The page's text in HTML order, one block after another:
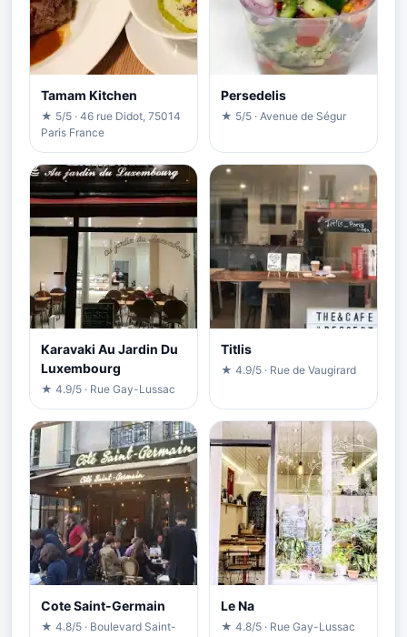
Tamam Kitchen
★ 5/5 · 46 rue Didot, 75014
Paris France
Persedelis
★ 5/5 · Avenue de Ségur
Karavaki Au Jardin Du
Luxembourg
★ 4.9/5 · Rue Gay-Lussac
Titlis
★ 4.9/5 · Rue de Vaugirard
Cote Saint-Germain
★ 4.8/5 · Boulevard Saint-
Le Na
★ 4.8/5 · Rue Gay-Lussac